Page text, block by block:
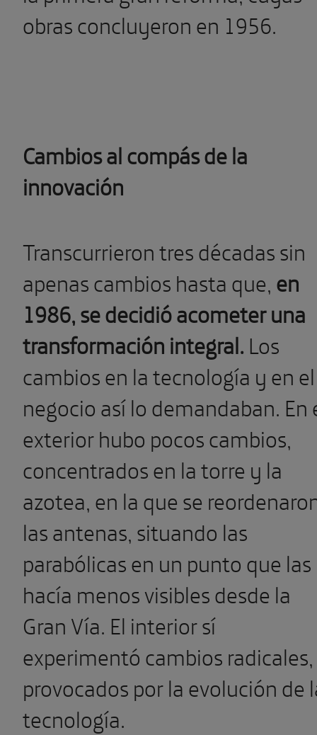
obras concluyeron en 1956.
Cambios al compás de la
innovación
Transcurrieron tres décadas sin
apenas cambios hasta que,en
1986, se decidió acometer una
transformación integral. Los
cambios en la tecnología y en el
negocio así lo demandaban. En
exterior hubo pocos cambios,
concentrados en la torre y la
azotea, en la que se
las antenas, situando las
parabólicas en un punto que las
hacía menos visibles desde la
Gran Vía. El interior sí
experimentó cambios radicales,
provocados por la evolución de
tecnología.